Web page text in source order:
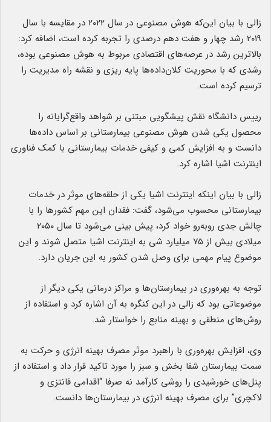
زالی با بیان این‌که هوش مصنوعی در سال ۲۰۲۲ در مقایسه با سال
۲۰۱۹ رشد چهار و هفت دهم درصدی را تجربه کرده است، اضافه کرد:
بالاترین رشد در عرصه‌های اقتصادی مربوط به هوش مصنوعی بوده،
رشدی که با محوریت کلان‌داده‌ها پایه ریزی و نقشه راه مدیریت را
ترسیم کرده است.
رییس دانشگاه نقش پیشگویی مبتنی بر شواهد واقع‌گرایانه را
محصول یکی شدن هوش مصنوعی بیمارستانی بر اساس داده‌ها
دانست و به افزایش کمی و کیفی خدمات بیمارستانی با کمک فناوری
اینترنت اشیا اشاره کرد.
زالی با بیان اینکه اینترنت اشیا یکی از حلقه‌های موثر در خدمات
بیمارستانی محسوب می‌شود، گفت: فقدان این مهم کشورها را با
چالش جدی روبه‌رو خواد کرد، پیش بینی می‌شود تا سال ۲۰۵۰
میلادی بیش از ۷۵ میلیارد شی به اینترنت اشیا متصل شوند و این
موضوع پیام مهمی برای وصل شدن کشور به این جریان دارد.
توجه به بهره‌وری در بیمارستان‌ها و مراکز درمانی یکی دیگر از
موضوعاتی بود که زالی در این کنگره به آن اشاره کرد و استفاده از
روش‌های منطقی و بهینه منابع را خواستار شد.
وی، افزایش بهره‌وری با راهبرد موثر مصرف بهینه انرژی و حرکت به
سمت بیمارستان شفا بخش و سبز را مورد تاکید قرار داد و استفاده از
پنل‌های خورشیدی را روشی کارآمد نه صرفا “اقدامی فانتزی و
لاکچری” برای مصرف بهینه انرژی در بیمارستان‌ها دانست.